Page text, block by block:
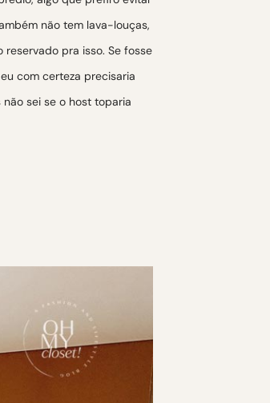
não tem lava-louças,
pra isso. Se fosse
com certeza precisaria
sei se o host toparia